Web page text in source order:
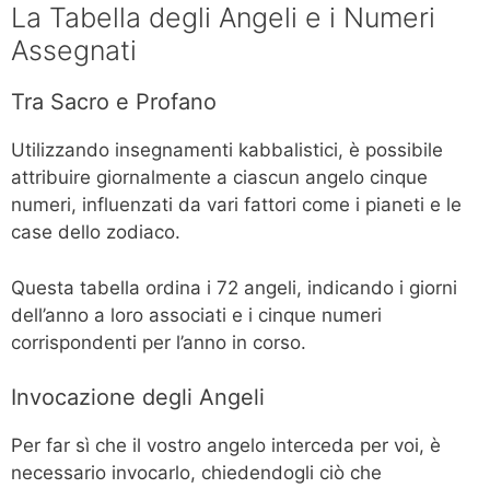
La Tabella degli Angeli e i Numeri
Assegnati
Tra Sacro e Profano
Utilizzando insegnamenti kabbalistici, è possibile
attribuire giornalmente a ciascun angelo cinque
numeri, influenzati da vari fattori come i pianeti e le
case dello zodiaco.
Questa tabella ordina i 72 angeli, indicando i giorni
dell’anno a loro associati e i cinque numeri
corrispondenti per l’anno in corso.
Invocazione degli Angeli
Per far sì che il vostro angelo interceda per voi, è
necessario invocarlo, chiedendogli ciò che